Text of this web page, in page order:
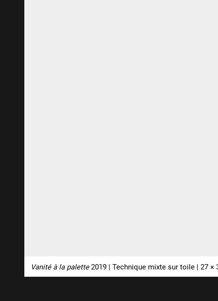
Vanité à la palette2019 | Technique mixte sur toile | 27 ×